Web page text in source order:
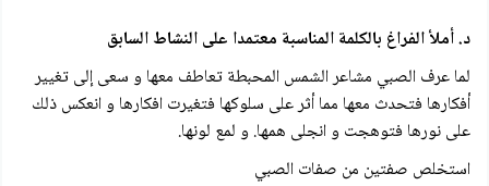
د. أملأ الفراغ بالكلمة المناسبة معتمدا على النشاط السابق
لما عرف الصبي مشاعر الشمس المحبطة تعاطف معها و سعى إلى تغيير
أفكارها فتحدث معها مما أثر على سلوكها فتغيرت افكارها و انعكس ذلك
على نورها فتوهجت و انجلى همها. و لمع لونها.
استخلص صفتين من صفات الصبي